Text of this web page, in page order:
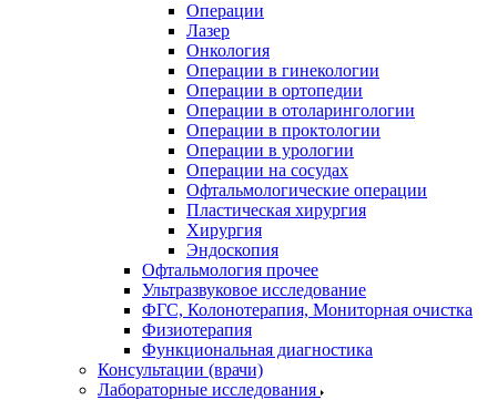
Операции
Лазер
Онкология
Операции в гинекологии
Операции в ортопедии
Операции в отоларингологии
Операции в проктологии
Операции в урологии
Операции на сосудах
Офтальмологические операции
Пластическая хирургия
Хирургия
Эндоскопия
Офтальмология прочее
Ультразвуковое исследование
ФГС, Колонотерапия, Мониторная очистка
Физиотерапия
Функциональная диагностика
Консультации (врачи)
Лабораторные исследования